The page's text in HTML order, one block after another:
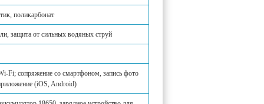
поликарбонат
защита от сильных водяных струй
Fi; сопряжение со смартфоном, запись фото
(iOS, Android)